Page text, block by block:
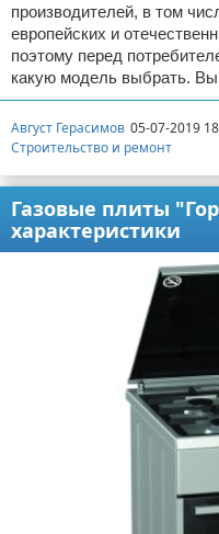
производителей, в том
европейских и
поэтому перед
какую модель выбрать.
Август Герасимов 05-07-2019
Строительство и ремонт
Газовые плиты
характеристики